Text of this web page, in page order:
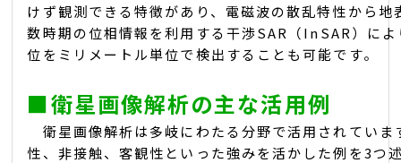
けず観測できる特徴があり、電磁波の散乱特性から
数時期の位相情報を利用する干渉SAR（InSAR）に
位をミリメートル単位で検出することも可能です。
■衛星画像解析の主な活用例
衛星画像解析は多岐にわたる分野で活用されていま
性、非接触、客観性といった強みを活かした例を3つ